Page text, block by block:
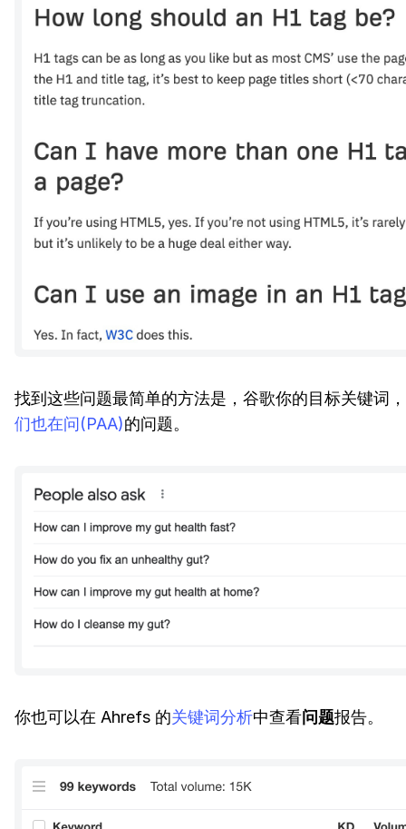
找到这些问题最简单的方法是，谷歌你的目标关键词
们也在问(PAA)的问题。
你也可以在 Ahrefs 的关键词分析中查看问题报告。